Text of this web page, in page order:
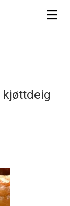
kjøttdeig